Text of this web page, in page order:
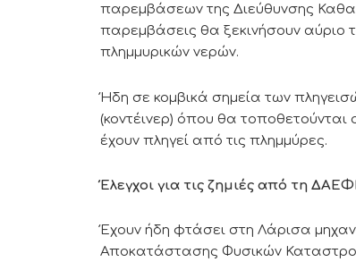
παρεμβάσεων της Διεύθυνσης
παρεμβάσεις θα ξεκινήσουν
πλημμυρικών νερών.
Ήδη σε κομβικά σημεία των
(κοντέινερ) όπου θα
έχουν πληγεί από τις πλημμύρες.
Έλεγχοι για τις ζημιές από τη
Έχουν ήδη φτάσει στη Λάρισα
Αποκατάστασης Φυσικών